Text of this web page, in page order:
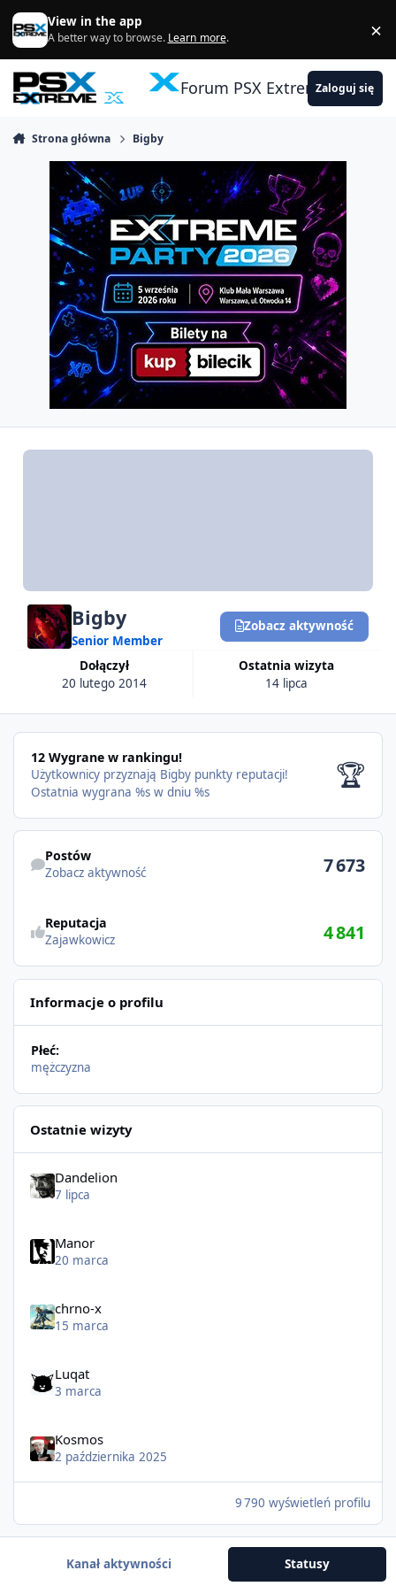
Skocz do zawartości
View in the app
A better way to browse. Learn more. ×
Forum PSX ExtremeZaloguj się
Strona główna Bigby
Bigby
Senior Member
Dołączył
20 lutego 2014
Ostatnia wizyta
14 lipca
Zobacz aktywność
12 Wygrane w rankingu!
Użytkownicy przyznają Bigby punkty reputacji!
Ostatnia wygrana %s w dniu %s
🏆
Postów
Zobacz aktywność 7 673
Reputacja
Zajawkowicz 4 841
Informacje o profilu
Płeć:
mężczyzna
Ostatnie wizyty
Dandelion
7 lipca
Manor
20 marca
chrno-x
15 marca
Luqat
3 marca
Kosmos
2 października 2025
9 790 wyświetleń profilu
Kanał aktywności Statusy